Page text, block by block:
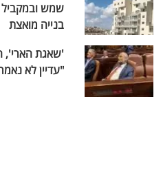
שמש
בנייה מואצת
'שאגת הארי',
"עדיין לא